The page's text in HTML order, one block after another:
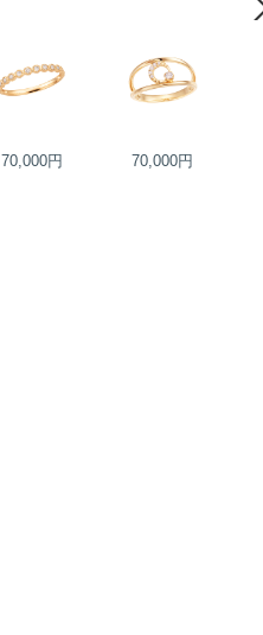
70,000円 70,000円